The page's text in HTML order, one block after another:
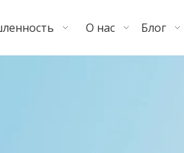
О нас Блог